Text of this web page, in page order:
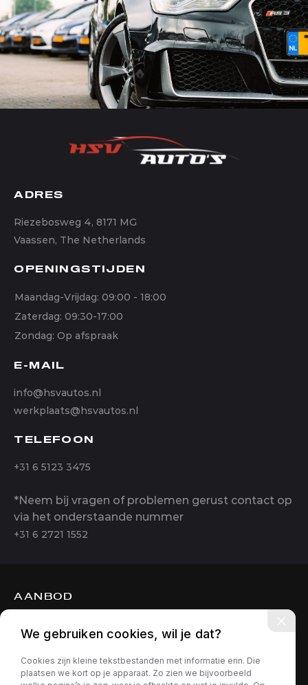
ADRES
Riezebosweg 4, 8171 MG
Vaassen, The Netherlands
OPENINGSTIJDEN
Maandag-Vrijdag: 09:00 - 18:00
Zaterdag: 09:30-17:00
Zondag: Op afspraak
E-MAIL
info@hsvautos.nl
werkplaats@hsvautos.nl
TELEFOON
+31 6 5123 3475
*Neem bij vragen of problemen gerust contact op
via het onderstaande nummer
+31 6 2721 1552
AANBOD
OVER ONS
CONTACT
We gebruiken cookies, wil je dat?
Cookies zijn kleine tekstbestanden met informatie erin. Die
plaatsen we kort op je apparaat. Zo zien we bijvoorbeeld